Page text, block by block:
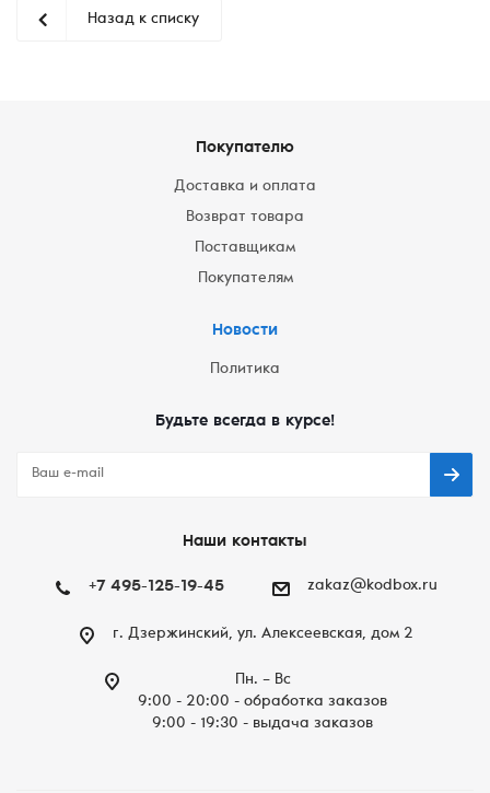
Назад к списку
Покупателю
Доставка и оплата
Возврат товара
Поставщикам
Покупателям
Новости
Политика
Будьте всегда в курсе!
Наши контакты
+7 495-125-19-45 zakaz@kodbox.ru
г. Дзержинский, ул. Алексеевская, дом 2
Пн. – Вc
9:00 - 20:00 - обработка заказов
9:00 - 19:30 - выдача заказов